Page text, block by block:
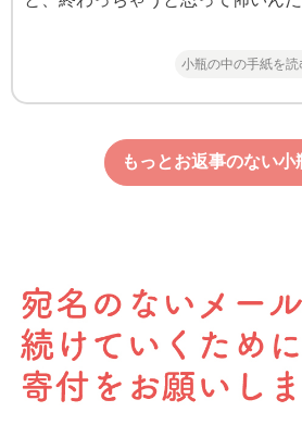
小瓶の中の手紙を読
もっとお返事のない小